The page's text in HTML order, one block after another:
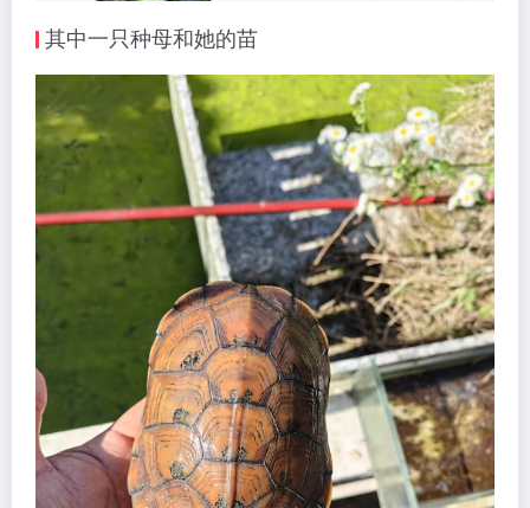
其中一只种母和她的苗